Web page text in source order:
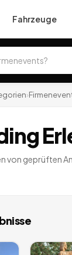
Fahrzeuge
›
von geprüften